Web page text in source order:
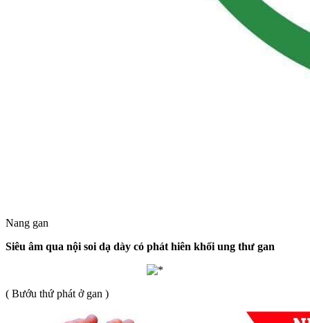
Nang gan
Siêu âm qua nội soi dạ dày có phát hiên khối ung thư gan
( Bướu thứ phát ở gan )